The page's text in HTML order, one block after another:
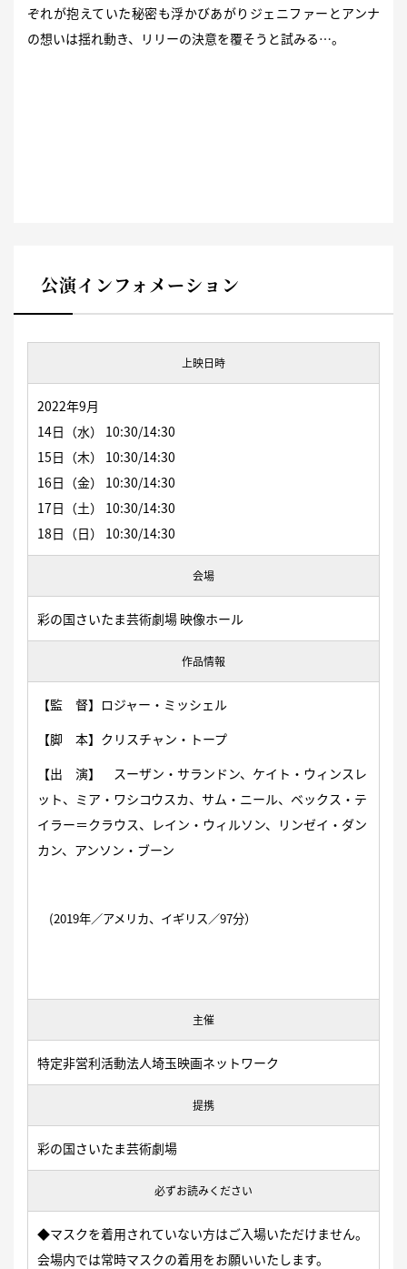
ぞれが抱えていた秘密も浮かびあがりジェニファーとアンナ
の想いは揺れ動き、リリーの決意を覆そうと試みる…。
公演インフォメーション
上映日時
2022年9月
14日（水） 10:30/14:30
15日（木） 10:30/14:30
16日（金） 10:30/14:30
17日（土） 10:30/14:30
18日（日） 10:30/14:30
会場
彩の国さいたま芸術劇場 映像ホール
作品情報
【監 督】ロジャー・ミッシェル
【脚 本】クリスチャン・トープ
【出 演】 スーザン・サランドン、ケイト・ウィンスレ
ット、ミア・ワシコウスカ、サム・ニール、ベックス・テ
イラー＝クラウス、レイン・ウィルソン、リンゼイ・ダン
カン、アンソン・ブーン
(2019年／アメリカ、イギリス／97分）
主催
特定非営利活動法人埼玉映画ネットワーク
提携
彩の国さいたま芸術劇場
必ずお読みください
◆マスクを着用されていない方はご入場いただけません。
会場内では常時マスクの着用をお願いいたします。